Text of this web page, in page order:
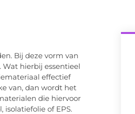
Bij deze vorm van
hierbij essentieel
effectief
van, dan wordt het
die hiervoor
of EPS.